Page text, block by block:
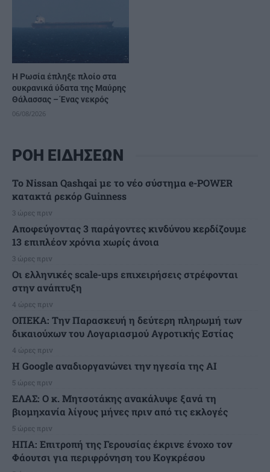
Η Ρωσία έπληξε πλοίο στα
ουκρανικά ύδατα της Μαύρης
Θάλασσας – Ένας νεκρός
06/08/2026
ΡΟΗ ΕΙΔΗΣΕΩΝ
Το Nissan Qashqai με το νέο σύστημα e-POWER
κατακτά ρεκόρ Guinness
3 ώρες πριν
Αποφεύγοντας 3 παράγοντες κινδύνου κερδίζουμε
13 επιπλέον χρόνια χωρίς άνοια
3 ώρες πριν
Οι ελληνικές scale-ups επιχειρήσεις στρέφονται
στην ανάπτυξη
4 ώρες πριν
ΟΠΕΚΑ: Την Παρασκευή η δεύτερη πληρωμή των
δικαιούχων του Λογαριασμού Αγροτικής Εστίας
4 ώρες πριν
H Google αναδιοργανώνει την ηγεσία της AI
5 ώρες πριν
ΕΛΑΣ: Ο κ. Μητσοτάκης ανακάλυψε ξανά τη
βιομηχανία λίγους μήνες πριν από τις εκλογές
5 ώρες πριν
ΗΠΑ: Επιτροπή της Γερουσίας έκρινε ένοχο τον
Φάουτσι για περιφρόνηση του Κογκρέσου